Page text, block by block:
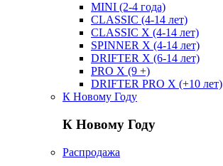
MINI (2-4 года)
CLASSIC (4-14 лет)
CLASSIC X (4-14 лет)
SPINNER X (4-14 лет)
DRIFTER X (6-14 лет)
PRO X (9 +)
DRIFTER PRO X (+10 лет)
К Новому Году
К Новому Году
Распродажа